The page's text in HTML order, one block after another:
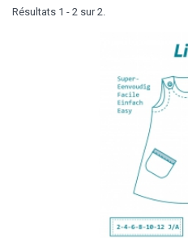
Résultats 1 - 2 sur 2.